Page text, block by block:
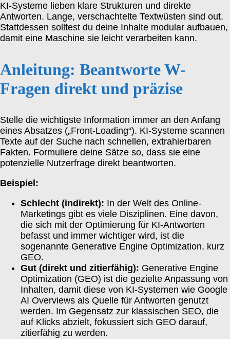
KI-Systeme lieben klare Strukturen und direkte
Antworten. Lange, verschachtelte Textwüsten sind out.
Stattdessen solltest du deine Inhalte modular aufbauen,
damit eine Maschine sie leicht verarbeiten kann.
Anleitung: Beantworte W-
Fragen direkt und präzise
Stelle die wichtigste Information immer an den Anfang
eines Absatzes („Front-Loading“). KI-Systeme scannen
Texte auf der Suche nach schnellen, extrahierbaren
Fakten. Formuliere deine Sätze so, dass sie eine
potenzielle Nutzerfrage direkt beantworten.
Beispiel:
Schlecht (indirekt): In der Welt des Online-
Marketings gibt es viele Disziplinen. Eine davon,
die sich mit der Optimierung für KI-Antworten
befasst und immer wichtiger wird, ist die
sogenannte Generative Engine Optimization, kurz
GEO.
Gut (direkt und zitierfähig): Generative Engine
Optimization (GEO) ist die gezielte Anpassung von
Inhalten, damit diese von KI-Systemen wie Google
AI Overviews als Quelle für Antworten genutzt
werden. Im Gegensatz zur klassischen SEO, die
auf Klicks abzielt, fokussiert sich GEO darauf,
zitierfähig zu werden.